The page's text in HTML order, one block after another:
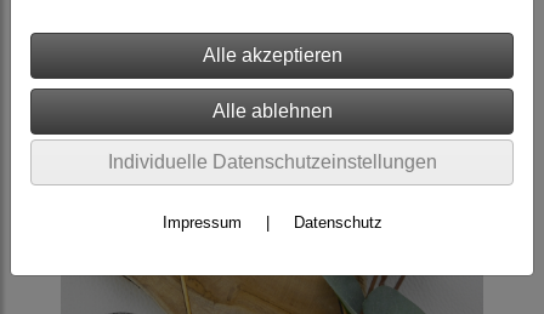
Individuelle Datenschutzeinstellungen
Impressum Datenschutz